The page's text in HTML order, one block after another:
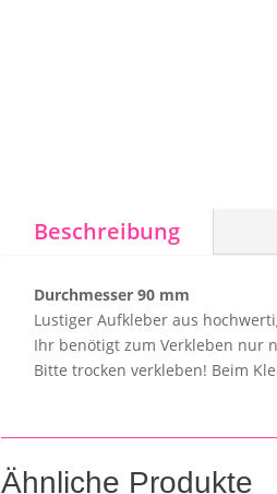
Beschreibung
Durchmesser 90 mm
Lustiger Aufkleber aus
Ihr benötigt zum Verkleben nur
Bitte trocken verkleben! Beim
Ähnliche Produkte